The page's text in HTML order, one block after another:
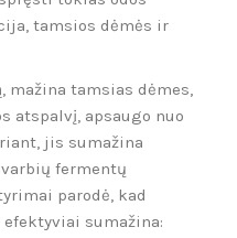
tamsios dėmės ir
mažina tamsias dėmes,
atspalvį, apsaugo nuo
jis sumažina
fermentų
parodė, kad
sumažina: